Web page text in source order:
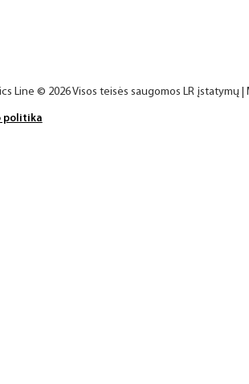
Line © 2026 Visos teisės saugomos LR įstatymų
politika